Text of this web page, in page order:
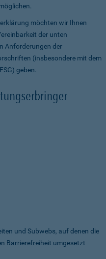
möchten wir Ihnen
der unten
Anforderungen der
(insbesondere mit dem
geben.
und Subwebs, auf denen die
Barrierefreiheit umgesetzt